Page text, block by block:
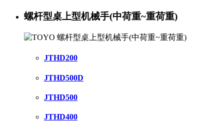
螺杆型桌上型机械手(中荷重~重荷重)
JTHD200
JTHD500D
JTHD500
JTHD400